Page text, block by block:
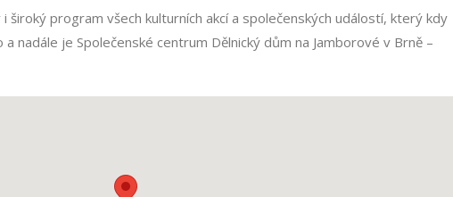
program všech kulturních akcí a společenských událostí, který kdy
nadále je Společenské centrum Dělnický dům na Jamborové v Brně –